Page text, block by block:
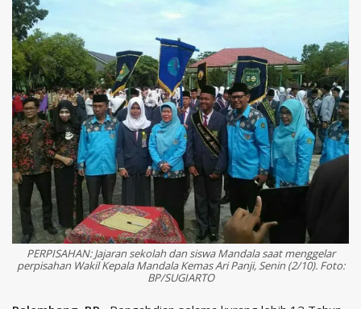
PERPISAHAN: Jajaran sekolah dan siswa Mandala saat menggelar
perpisahan Wakil Kepala Mandala Kemas Ari Panji, Senin (2/10). Foto:
BP/SUGIARTO